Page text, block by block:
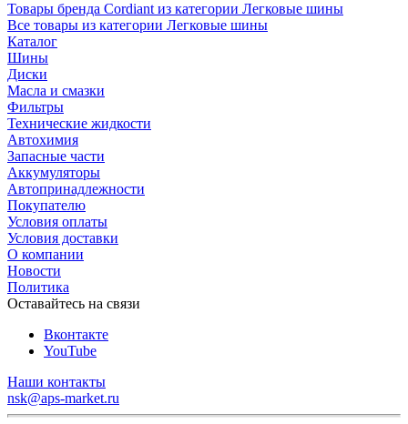
Товары бренда Cordiant из категории Легковые шины
Все товары из категории Легковые шины
Каталог
Шины
Диски
Масла и смазки
Фильтры
Технические жидкости
Автохимия
Запасные части
Аккумуляторы
Автопринадлежности
Покупателю
Условия оплаты
Условия доставки
О компании
Новости
Политика
Оставайтесь на связи
Вконтакте
YouTube
Наши контакты
nsk@aps-market.ru